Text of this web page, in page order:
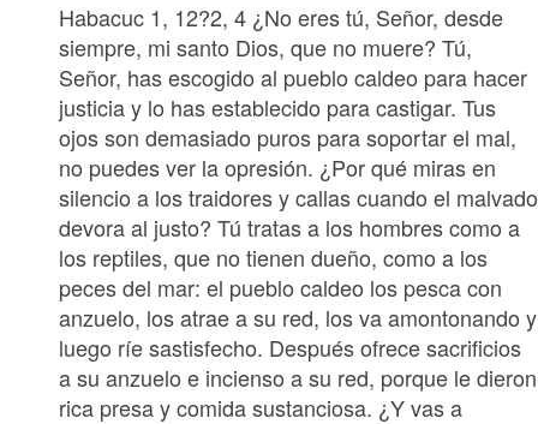
Habacuc 1, 12?2, 4 ¿No eres tú, Señor, desde
siempre, mi santo Dios, que no muere? Tú,
Señor, has escogido al pueblo caldeo para hacer
justicia y lo has establecido para castigar. Tus
ojos son demasiado puros para soportar el mal,
no puedes ver la opresión. ¿Por qué miras en
silencio a los traidores y callas cuando el malvado
devora al justo? Tú tratas a los hombres como a
los reptiles, que no tienen dueño, como a los
peces del mar: el pueblo caldeo los pesca con
anzuelo, los atrae a su red, los va amontonando y
luego ríe sastisfecho. Después ofrece sacrificios
a su anzuelo e incienso a su red, porque le dieron
rica presa y comida sustanciosa. ¿Y vas a